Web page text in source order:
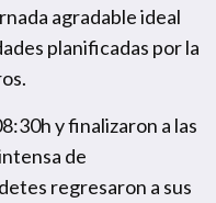
agradable ideal
planificadas por la
y finalizaron a las
de
regresaron a sus